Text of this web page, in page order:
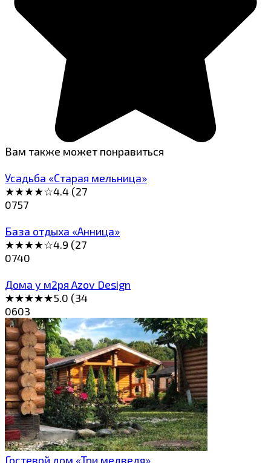
Вам также может понравиться
Усадьба «Старая мельница»
★★★★☆4.4 (27
0757
База отдыха «Анница»
★★★★☆4.9 (27
0740
Дома у м2ря Azov Design
★★★★★5.0 (34
0603
Гостевой дом «Три мeдведя»